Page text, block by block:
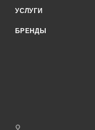
УСЛУГИ
БРЕНДЫ